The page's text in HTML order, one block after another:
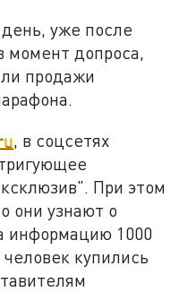
уже после
момент допроса,
продажи
, в соцсетях
При этом
они узнают о
информацию 1000
купились